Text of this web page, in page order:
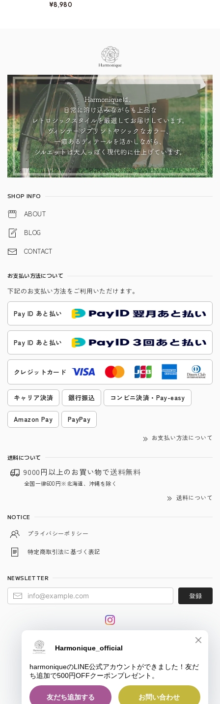
¥8,980
SHOP INFO
ABOUT
BLOG
CONTACT
お支払い方法について
下記のお支払い方法をご利用いただけます。
Pay ID あと払い
Pay ID あと払い
クレジットカード
キャリア決済 銀行振込 コンビニ決済・Pay-easy
Amazon Pay PayPay
お支払い方法について
送料について
9000円以上のお買い物で送料無料
全国一律600円※北海道、沖縄を除く
送料について
NOTICE
プライバシーポリシー
特定商取引法に基づく表記
NEWSLETTER
登録
© harmonique